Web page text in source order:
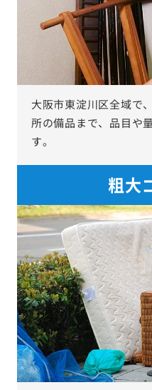
大阪市東淀川区全域で
所の備品まで、品目や
す。
粗大